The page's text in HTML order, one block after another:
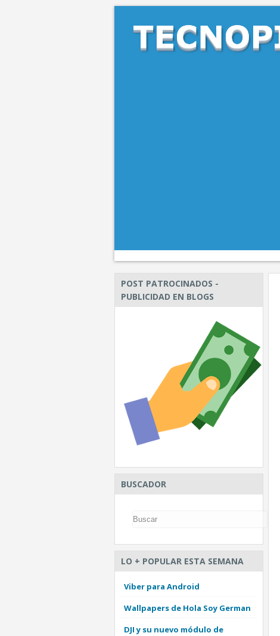
POST PATROCINADOS -
PUBLICIDAD EN BLOGS
BUSCADOR
LO + POPULAR ESTA SEMANA
Viber para Android
Wallpapers de Hola Soy German
DJI y su nuevo módulo de